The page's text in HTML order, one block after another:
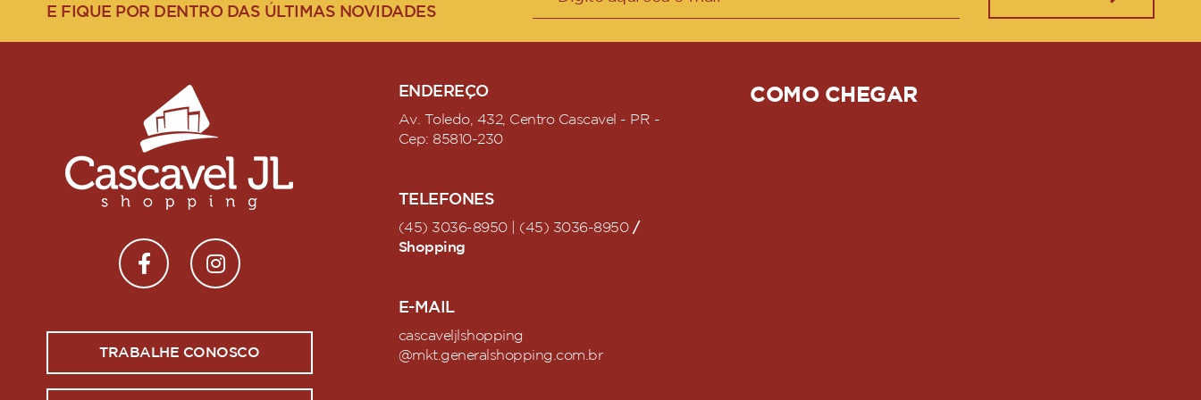
E FIQUE POR DENTRO DAS ÚLTIMAS NOVIDADES
TRABALHE CONOSCO
ENDEREÇO
Av. Toledo, 432, Centro Cascavel - PR -
Cep: 85810-230
TELEFONES
(45) 3036-8950 | (45) 3036-8950/
Shopping
E-MAIL
cascaveljlshopping
@mkt.generalshopping.com.br
COMO CHEGAR